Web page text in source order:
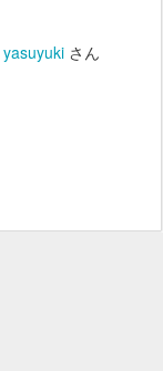
yasuyukiさん